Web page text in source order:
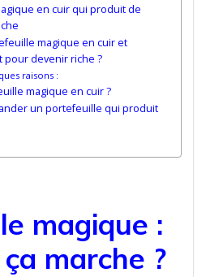
en cuir qui produit de
magique en cuir et
pour devenir riche ?
raisons :
magique en cuir ?
un portefeuille qui produit
magique :
marche ?